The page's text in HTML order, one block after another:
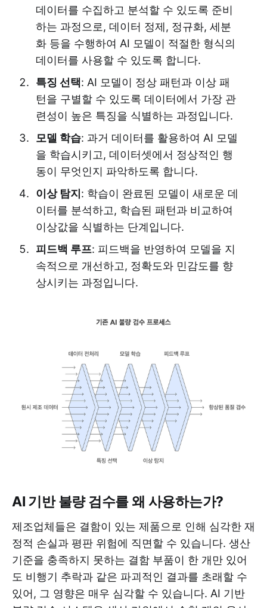
데이터를 수집하고 분석할 수 있도록 준비
하는 과정으로, 데이터 정제, 정규화, 세분
화 등을 수행하여 AI 모델이 적절한 형식의
데이터를 사용할 수 있도록 합니다.
특징 선택: AI 모델이 정상 패턴과 이상 패
턴을 구별할 수 있도록 데이터에서 가장 관
련성이 높은 특징을 식별하는 과정입니다.
모델 학습: 과거 데이터를 활용하여 AI 모델
을 학습시키고, 데이터셋에서 정상적인 행
동이 무엇인지 파악하도록 합니다.
이상 탐지 : 학습이 완료된 모델이 새로운 데
이터를 분석하고, 학습된 패턴과 비교하여
이상값을 식별하는 단계입니다.
피드백 루프: 피드백을 반영하여 모델을 지
속적으로 개선하고, 정확도와 민감도를 향
상시키는 과정입니다.
AI 기반 불량 검수를 왜 사용하는가?
제조업체들은 결함이 있는 제품으로 인해 심각한 재
정적 손실과 평판 위험에 직면할 수 있습니다. 생산
기준을 충족하지 못하는 결함 부품이 한 개만 있어
도 비행기 추락과 같은 파괴적인 결과를 초래할 수
있어, 그 영향은 매우 심각할 수 있습니다. AI 기반